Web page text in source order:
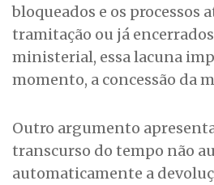
bloqueados e os processos
tramitação ou já
ministerial, essa lacuna
momento, a concessão da
Outro argumento
transcurso do tempo não
automaticamente a